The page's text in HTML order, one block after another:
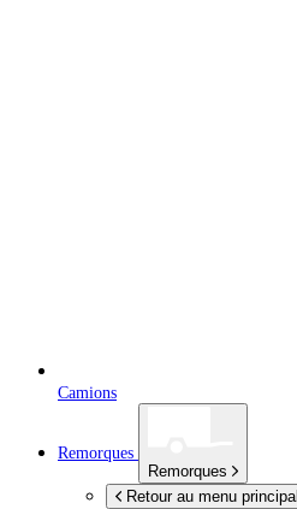
Camions
Remorques
Remorques
Retour au menu principal